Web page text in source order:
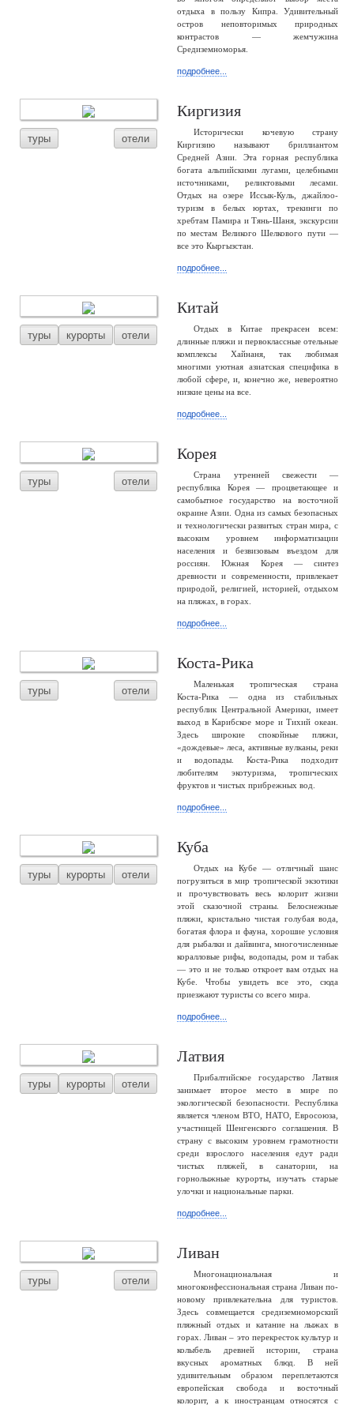
отдыха в пользу Кипра. Удивительный
остров неповторимых природных
контрастов — жемчужина
Средиземноморья.
подробнее...
туры отели
Киргизия
Исторически кочевую страну
Киргизию называют бриллиантом
Средней Азии. Эта горная республика
богата альпийскими лугами, целебными
источниками, реликтовыми лесами.
Отдых на озере Иссык-Куль, джайлоо-
туризм в белых юртах, трекинги по
хребтам Памира и Тянь-Шаня, экскурсии
по местам Великого Шелкового пути —
все это Кыргызстан.
подробнее...
туры курорты отели
Китай
Отдых в Китае прекрасен всем:
длинные пляжи и первоклассные отельные
комплексы Хайнаня, так любимая
многими уютная азиатская специфика в
любой сфере, и, конечно же, невероятно
низкие цены на все.
подробнее...
туры отели
Корея
Страна утренней свежести —
республика Корея — процветающее и
самобытное государство на восточной
окраине Азии. Одна из самых безопасных
и технологически развитых стран мира, с
высоким уровнем информатизации
населения и безвизовым въездом для
россиян. Южная Корея — синтез
древности и современности, привлекает
природой, религией, историей, отдыхом
на пляжах, в горах.
подробнее...
туры отели
Коста-Рика
Маленькая тропическая страна
Коста-Рика — одна из стабильных
республик Центральной Америки, имеет
выход в Карибское море и Тихий океан.
Здесь широкие спокойные пляжи,
«дождевые» леса, активные вулканы, реки
и водопады. Коста-Рика подходит
любителям экотуризма, тропических
фруктов и чистых прибрежных вод.
подробнее...
туры курорты отели
Куба
Отдых на Кубе — отличный шанс
погрузиться в мир тропической экзотики
и прочувствовать весь колорит жизни
этой сказочной страны. Белоснежные
пляжи, кристально чистая голубая вода,
богатая флора и фауна, хорошие условия
для рыбалки и дайвинга, многочисленные
коралловые рифы, водопады, ром и табак
— это и не только откроет вам отдых на
Кубе. Чтобы увидеть все это, сюда
приезжают туристы со всего мира.
подробнее...
туры курорты отели
Латвия
Прибалтийское государство Латвия
занимает второе место в мире по
экологической безопасности. Республика
является членом ВТО, НАТО, Евросоюза,
участницей Шенгенского соглашения. В
страну с высоким уровнем грамотности
среди взрослого населения едут ради
чистых пляжей, в санатории, на
горнолыжные курорты, изучать старые
улочки и национальные парки.
подробнее...
туры отели
Ливан
Многонациональная и
многоконфессиональная страна Ливан по-
новому привлекательна для туристов.
Здесь совмещается средиземноморский
пляжный отдых и катание на лыжах в
горах. Ливан – это перекресток культур и
колыбель древней истории, страна
вкусных ароматных блюд. В ней
удивительным образом переплетаются
европейская свобода и восточный
колорит, а к иностранцам относятся с